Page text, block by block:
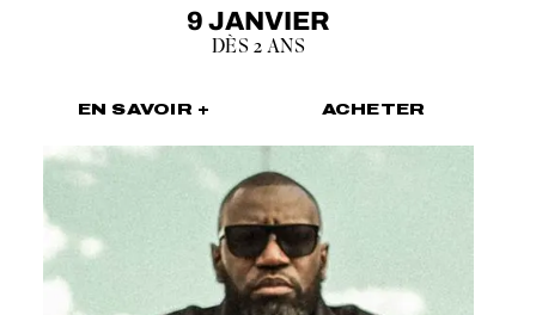
9 JANVIER
DÈS 2 ANS
EN SAVOIR + ACHETER